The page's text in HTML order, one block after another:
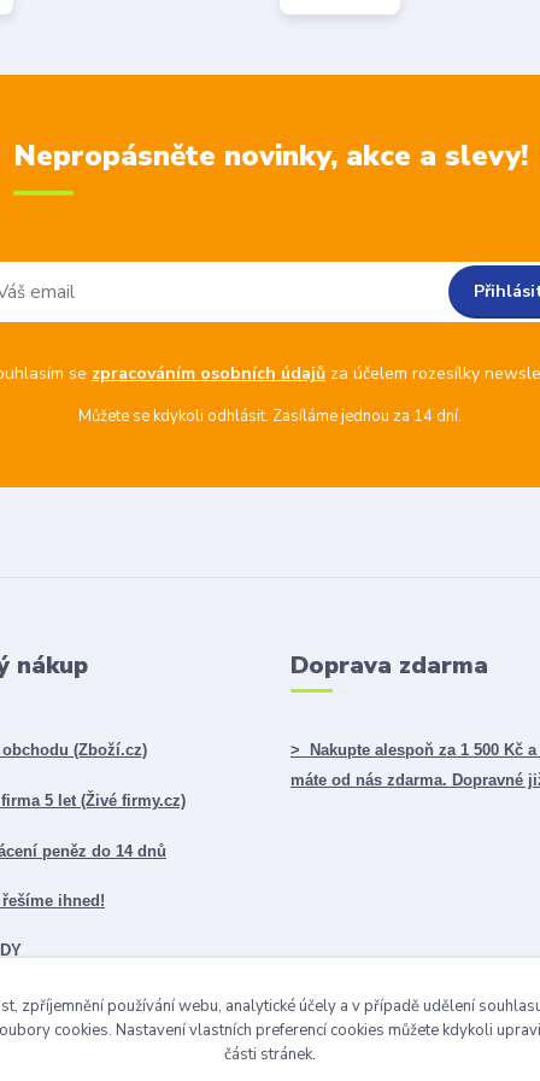
Nepropásněte novinky, akce a slevy!
se zpracováním osobních údajůza účelem rozesílky
Můžete se kdykoli odhlásit. Zasíláme jednou za 14 dní.
nákup
(Zboží.cz)
5 let (Živé firmy.cz)
peněz do 14 dnů
ihned!
Doprava zdarma
> Nakupte alespoň za 1 500 Kč
máte od nás zdarma. Dopravné
zpříjemnění používání webu, analytické účely a v případě udělení
cookies. Nastavení vlastních preferencí cookies můžete kdykoli
části stránek.